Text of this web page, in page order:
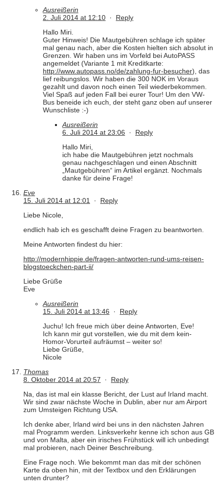
Ausreißerin
2. Juli 2014 at 12:10 · Reply
Hallo Miri.
Guter Hinweis! Die Mautgebühren schlage ich später
mal genau nach, aber die Kosten hielten sich absolut in
Grenzen. Wir haben uns im Vorfeld bei AutoPASS
angemeldet (Variante 1 mit Kreditkarte:
http://www.autopass.no/de/zahlung-fur-besucher), das
lief reibungslos. Wir haben die 300 NOK im Voraus
gezahlt und davon noch einen Teil wiederbekommen.
Viel Spaß auf jeden Fall bei eurer Tour! Um den VW-
Bus beneide ich euch, der steht ganz oben auf unserer
Wunschliste :-)
Ausreißerin
6. Juli 2014 at 23:06 · Reply
Hallo Miri,
ich habe die Mautgebühren jetzt nochmals
genau nachgeschlagen und einen Abschnitt
„Mautgebühren“ im Artikel ergänzt. Nochmals
danke für deine Frage!
Eve
15. Juli 2014 at 12:01 · Reply
Liebe Nicole,
endlich hab ich es geschafft deine Fragen zu beantworten.
Meine Antworten findest du hier:
http://modernhippie.de/fragen-antworten-rund-ums-reisen-
blogstoeckchen-part-ii/
Liebe Grüße
Eve
Ausreißerin
15. Juli 2014 at 13:46 · Reply
Juchu! Ich freue mich über deine Antworten, Eve!
Ich kann mir gut vorstellen, wie du mit dem kein-
Homor-Vorurteil aufräumst – weiter so!
Liebe Grüße,
Nicole
Thomas
8. Oktober 2014 at 20:57 · Reply
Na, das ist mal ein klasse Bericht, der Lust auf Irland macht.
Wir sind zwar nächste Woche in Dublin, aber nur am Airport
zum Umsteigen Richtung USA.
Ich denke aber, Irland wird bei uns in den nächsten Jahren
mal Programm werden. Linksverkehr kenne ich schon aus GB
und von Malta, aber ein irisches Frühstück will ich unbedingt
mal probieren, nach Deiner Beschreibung.
Eine Frage noch. Wie bekommt man das mit der schönen
Karte da oben hin, mit der Textbox und den Erklärungen
unten drunter?